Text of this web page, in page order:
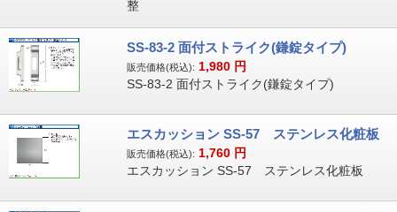
整
SS-83-2 面付ストライク(鎌錠タイプ)
販売価格(税込): 1,980 円
SS-83-2 面付ストライク(鎌錠タイプ)
エスカッション SS-57 ステンレス化粧板
販売価格(税込): 1,760 円
エスカッション SS-57 ステンレス化粧板